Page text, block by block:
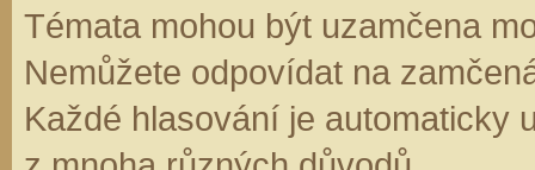
Témata mohou být uzamčena
Nemůžete odpovídat na
Každé hlasování je automaticky